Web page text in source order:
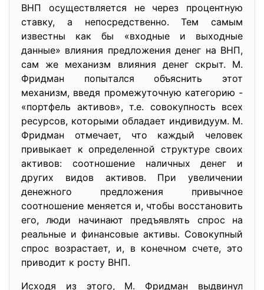
ВНП осуществляется не через процентную
ставку, а непосредственно. Тем самым
известны как бы «входные и выходные
данные» влияния предложения денег на ВНП,
сам же механизм влияния денег скрыт. М.
Фридман попытался объяснить этот
механизм, введя промежуточную категорию -
«портфель активов», т.е. совокупность всех
ресурсов, которыми обладает индивидуум. М.
Фридман отмечает, что каждый человек
привыкает к определенной структуре своих
активов: соотношение наличных денег и
других видов активов. При увеличении
денежного предложения привычное
соотношение меняется и, чтобы восстановить
его, люди начинают предъявлять спрос на
реальные и финансовые активы. Совокупный
спрос возрастает, и, в конечном счете, это
приводит к росту ВНП.
Исходя из этого, М. Фридман выдвинул